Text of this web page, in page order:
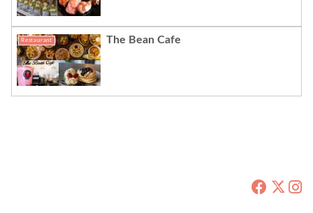
Restaurant The Bean Cafe